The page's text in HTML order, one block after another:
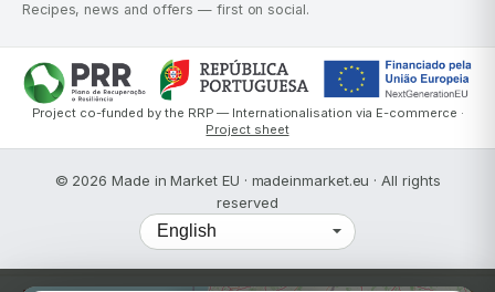
Recipes, news and offers — first on social.
Project co-funded by the RRP — Internationalisation via E-commerce ·
Project sheet
© 2026 Made in Market EU · madeinmarket.eu · All rights
reserved